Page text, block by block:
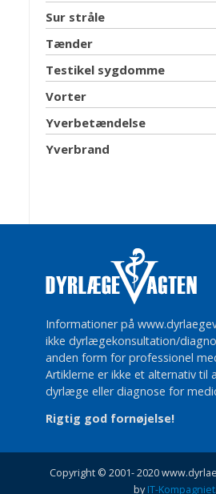
Sur stråle
Tænder
Testikel sygdomme
Vorter
Yverbetændelse
Yverbrand
Informationer på
ikke dyrlægekonsultation/
anden form for professionel
Artiklerne er ikke et alternativ til
dyrlæge eller diagnose for
Rigtig god fornøjelse!
Copyright © 2001- 2020
byIT-Kompagniet.